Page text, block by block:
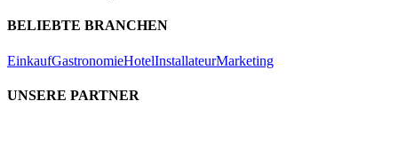
BELIEBTE BRANCHEN
EinkaufGastronomieHotelInstallateurMarketing
UNSERE PARTNER